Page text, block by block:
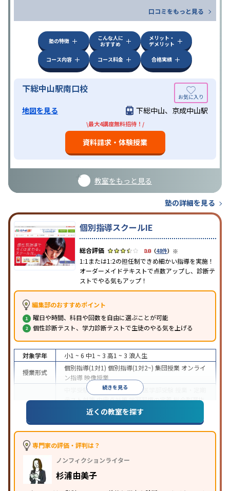
口コミをもっと見る
塾の特徴
こんな人に
おすすめ
メリット・
デメリット
コース内容
コース料金 合格実績
下総中山駅南口校
地図を見る 下総中山、京成中山駅
\最大4講座無料招待！/
資料請求・体験授業
教室をもっと見る
塾の詳細を見る
個別指導スクールIE
3.8（48件） ※
1:1または1:2の担任制できめ細かい指導を実施！
オーダーメイドテキストで点数アップし、診断テ
ストでやる気もアップ！
編集部のおすすめポイント
曜日や時間、科目や回数を自由に選ぶことが可能
個性診断テスト、学力診断テストで生徒のやる気を上げる
続きを見る
対象学年 小1 ~ 6 中1 ~ 3 高1 ~ 3 浪人生
授業形式
個別指導(1対1) 個別指導(1対2~) 集団授業 オンライ
ン指導 映像授業
中学受験 高校受験大学受験 医学部受験
テスト対策内申点対策学習習慣の定着総合型選抜
(旧AO)対策推薦入試対策学校別特化対策
漢検(漢字検定)対策数学特化対策その他科目別特化
中高一貫校生に対応
可能季節講習のみの受講可
※2023年3月調査。小学校高学年の個別指導塾アンケート調査方法
近くの教室を探す
専門家の評価・評判は？
ノンフィクションライター
杉浦由美子